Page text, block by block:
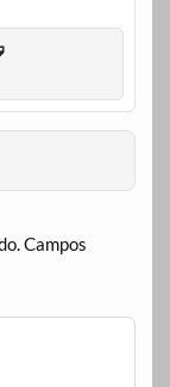
Campos